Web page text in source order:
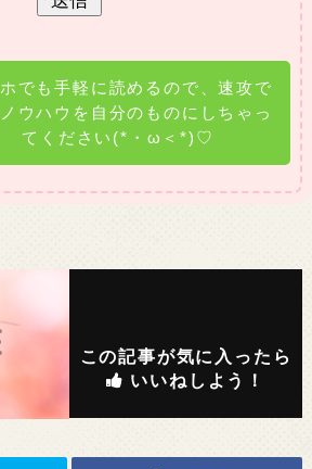
でも手軽に読めるので、速攻で
ウハウを自分のものにしちゃっ
てください(*・ω＜*)♡
この記事が気に入ったら
いいねしよう！